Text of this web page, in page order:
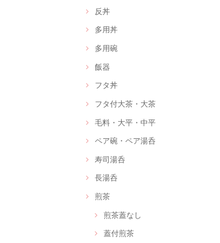
反丼
多用丼
多用碗
飯器
フタ丼
フタ付大茶・大茶
毛料・大平・中平
ペア碗・ペア湯呑
寿司湯呑
長湯呑
煎茶
煎茶蓋なし
蓋付煎茶